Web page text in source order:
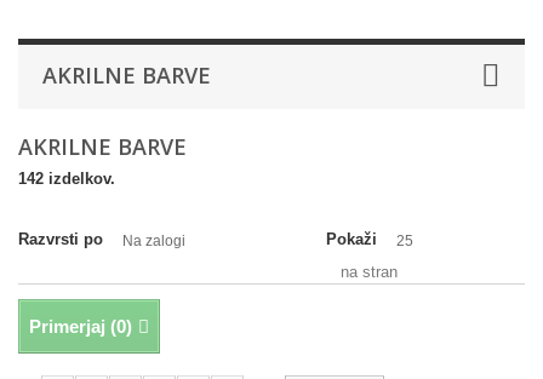
AKRILNE BARVE
AKRILNE BARVE
142 izdelkov.
Razvrsti po Na zalogi Pokaži 25
na stran
Primerjaj (0)